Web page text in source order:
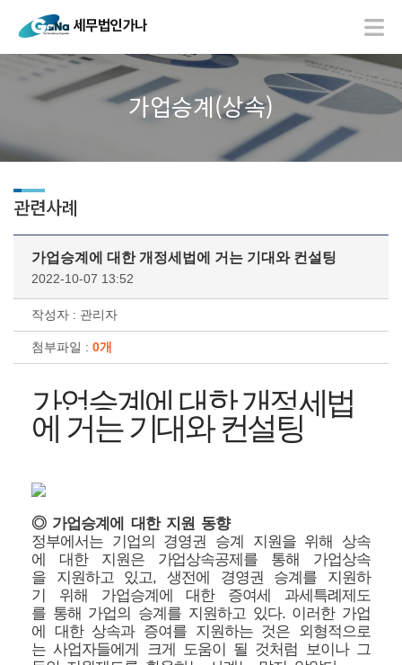
가업승계(상속)
관련사례
가업승계에 대한 개정세법에 거는 기대와 컨설팅
2022-10-07 13:52
작성자 : 관리자
첨부파일 : 0개
가업승계에 대한 개정세법
에 거는 기대와 컨설팅
◎ 가업승계에 대한 지원 동향
정부에서는 기업의 경영권 승계 지원을 위해 상속
에 대한 지원은 가업상속공제를 통해 가업상속
을 지원하고 있고, 생전에 경영권 승계를 지원하
기 위해 가업승계에 대한 증여세 과세특례제도
를 통해 가업의 승계를 지원하고 있다. 이러한 가업
에 대한 상속과 증여를 지원하는 것은 외형적으로
는 사업자들에게 크게 도움이 될 것처럼 보이나 그